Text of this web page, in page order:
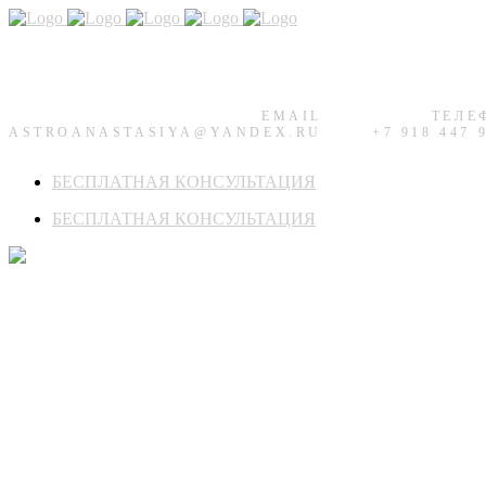
EMAIL
ASTROANASTASIYA@YANDEX.RU
+7 918 447
БЕСПЛАТНАЯ КОНСУЛЬТАЦИЯ
БЕСПЛАТНАЯ КОНСУЛЬТАЦИЯ